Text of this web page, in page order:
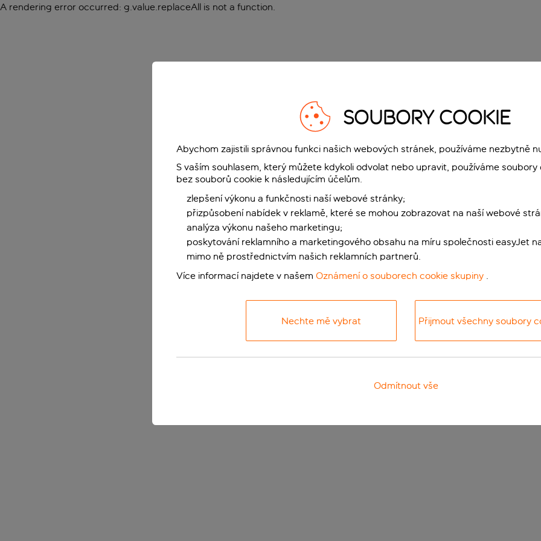
A rendering error occurred: g.value.replaceAll is not a function.
SOUBORY COOKIE
Abychom zajistili správnou funkci našich webových stránek, používáme nezbytně
S vaším souhlasem, který můžete kdykoli odvolat nebo upravit, používáme
bez souborů cookie k následujícím účelům.
zlepšení výkonu a funkčnosti naší webové stránky;
přizpůsobení nabídek v reklamě, které se mohou zobrazovat na naší webové
analýza výkonu našeho marketingu;
poskytování reklamního a marketingového obsahu na míru společnosti easyJet
mimo ně prostřednictvím našich reklamních partnerů.
Více informací najdete v našem Oznámení o souborech cookie skupiny .
Nechte mě vybrat Přijmout všechny soubory
Odmítnout vše